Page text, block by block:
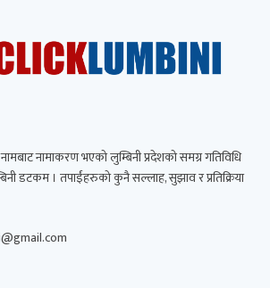
नामाकरण भएको लुम्बिनी प्रदेशको समग्र गतिविधि
डटकम । तपाईंहरुको कुनै सल्लाह, सुझाव र प्रतिक्रिया